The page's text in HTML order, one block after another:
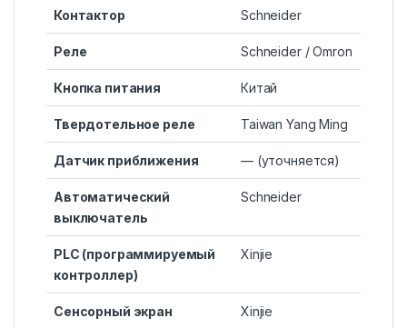
Контактор Schneider
Реле Schneider / Omron
Кнопка питания Китай
Твердотельное реле Taiwan Yang Ming
Датчик приближения — (уточняется)
Автоматический
выключатель
Schneider
PLC (программируемый
контроллер)
Xinjie
Сенсорный экран Xinjie